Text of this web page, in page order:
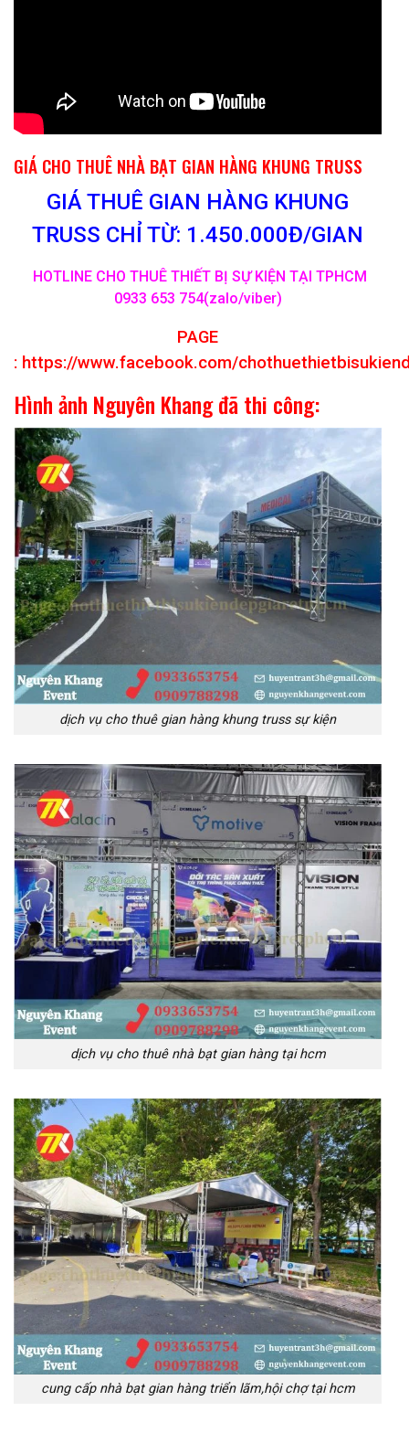
GIÁ CHO THUÊ NHÀ BẠT GIAN HÀNG KHUNG TRUSS
GIÁ THUÊ GIAN HÀNG KHUNG
TRUSS CHỈ TỪ: 1.450.000Đ/GIAN
HOTLINE CHO THUÊ THIẾT BỊ SỰ KIỆN TẠI TPHCM
0933 653 754(zalo/viber)
PAGE
: https://www.facebook.com/
Hình ảnh Nguyên Khang đã thi công:
dịch vụ cho thuê gian hàng khung truss sự kiện
dịch vụ cho thuê nhà bạt gian hàng tại hcm
cung cấp nhà bạt gian hàng triển lãm,hội chợ tại hcm